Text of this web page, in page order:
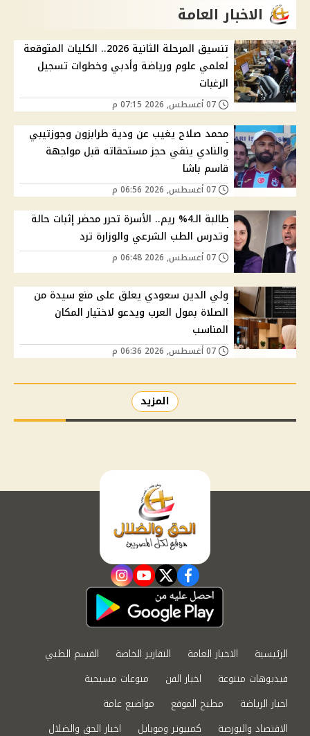
الاخبار العامة
تنسيق المرحلة الثانية 2026.. الكليات المتوقعة
لعلمي علوم ورياضة وأدبي وخطوات تسجيل
الرغبات
محمد صلاح يغيب عن ودية طرابزون وجوزتيبي
والنادي ينفي حجز مستحقاته قبل مواجهة
قاسم باشا
طالبة الـ4% ريم.. الأسرة تحرر محضر إثبات حالة
وتدرس الطب الشرعي والوزارة ترد
ولي الدين سعودي يعلق على منع سيدة من
الصلاة بمول العرب ويدعو لاختيار المكان
المناسب
المزيد
facebook
twitter
youtube
instagram
الرئيسية الاخبار العامة التقارير الخاصة
القسم الطبي
فيديوهات متنوعة
اخبار الفن
منوعات مسيحية
اخبار الرياضة
مطبخ الموقع
مواضيع عامة
الاقتصاد والبورصة
كمبيوتر وموبايل اخبار الحق والضلال